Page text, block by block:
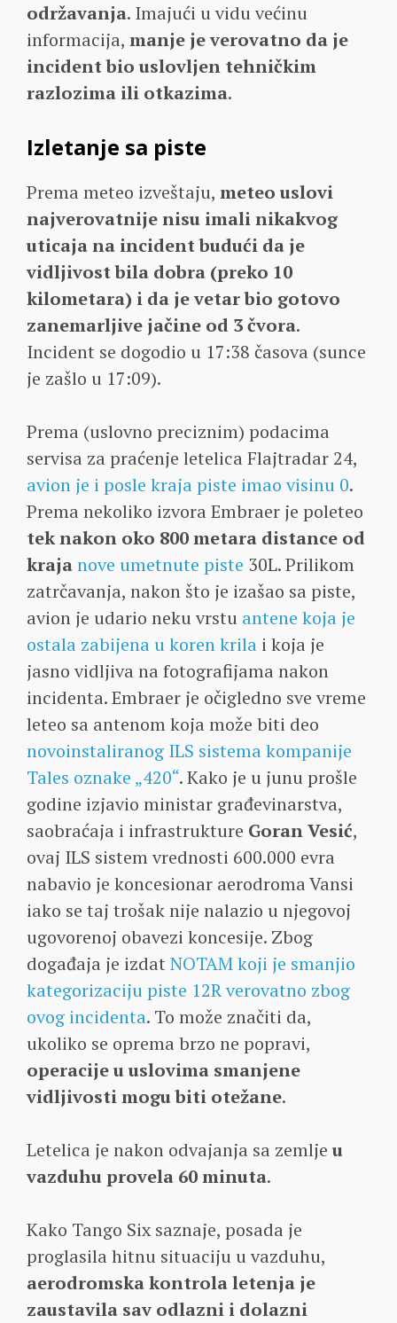
održavanja. Imajući u vidu većinu
informacija, manje je verovatno da je
incident bio uslovljen tehničkim
razlozima ili otkazima.
Izletanje sa piste
Prema meteo izveštaju, meteo uslovi
najverovatnije nisu imali nikakvog
uticaja na incident budući da je
vidljivost bila dobra (preko 10
kilometara) i da je vetar bio gotovo
zanemarljive jačine od 3 čvora.
Incident se dogodio u 17:38 časova (sunce
je zašlo u 17:09).
Prema (uslovno preciznim) podacima
servisa za praćenje letelica Flajtradar 24,
avion je i posle kraja piste imao visinu 0.
Prema nekoliko izvora Embraer je poleteo
tek nakon oko 800 metara distance od
krajanove umetnute piste 30L. Prilikom
zatrčavanja, nakon što je izašao sa piste,
avion je udario neku vrstu antene koja je
ostala zabijena u koren krila i koja je
jasno vidljiva na fotografijama nakon
incidenta. Embraer je očigledno sve vreme
leteo sa antenom koja može biti deo
novoinstaliranog ILS sistema kompanije
Tales oznake „420“. Kako je u junu prošle
godine izjavio ministar građevinarstva,
saobraćaja i infrastrukture Goran Vesić,
ovaj ILS sistem vrednosti 600.000 evra
nabavio je koncesionar aerodroma Vansi
iako se taj trošak nije nalazio u njegovoj
ugovorenoj obavezi koncesije. Zbog
događaja je izdat NOTAM koji je smanjio
kategorizaciju piste 12R verovatno zbog
ovog incidenta. To može značiti da,
ukoliko se oprema brzo ne popravi,
operacije u uslovima smanjene
vidljivosti mogu biti otežane.
Letelica je nakon odvajanja sa zemlje u
vazduhu provela 60 minuta.
Kako Tango Six saznaje, posada je
proglasila hitnu situaciju u vazduhu,
aerodromska kontrola letenja je
zaustavila sav odlazni i dolazni